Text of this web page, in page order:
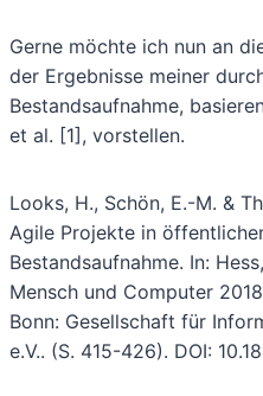
Gerne möchte ich nun an
der Ergebnisse meiner
Bestandsaufnahme,
et al. [1], vorstellen.
Looks, H., Schön, E.-M. &
Agile Projekte in
Bestandsaufnahme. In:
Mensch und Computer
Bonn: Gesellschaft für
e.V.. (S. 415-426). DOI: